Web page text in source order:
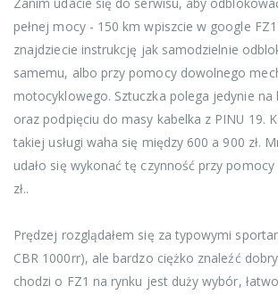
pełnej mocy - 150 km wpiszcie w google
znajdziecie instrukcję jak samodzielnie
samemu, albo przy pomocy dowolnego
motocyklowego. Sztuczka polega jedynie na
oraz podpięciu do masy kabelka z PINU 19.
takiej usługi waha się między 600 a 900 zł.
udało się wykonać tę czynność przy
zł..
Prędzej rozglądałem się za typowymi
CBR 1000rr), ale bardzo ciężko znaleźć
chodzi o FZ1 na rynku jest duży wybór,